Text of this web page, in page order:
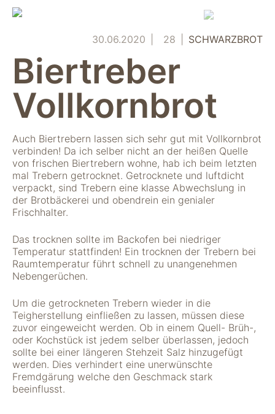
Skip
30.06.2020 28 SCHWARZBROT
Biertreber
Vollkornbrot
Auch Biertrebern lassen sich sehr gut mit Vollkornbrot
verbinden! Da ich selber nicht an der heißen Quelle
von frischen Biertrebern wohne, hab ich beim letzten
mal Trebern getrocknet. Getrocknete und luftdicht
verpackt, sind Trebern eine klasse Abwechslung in
der Brotbäckerei und obendrein ein genialer
Frischhalter.
Das trocknen sollte im Backofen bei niedriger
Temperatur stattfinden! Ein trocknen der Trebern bei
Raumtemperatur führt schnell zu unangenehmen
Nebengerüchen.
Um die getrockneten Trebern wieder in die
Teigherstellung einfließen zu lassen, müssen diese
zuvor eingeweicht werden. Ob in einem Quell- Brüh-,
oder Kochstück ist jedem selber überlassen, jedoch
sollte bei einer längeren Stehzeit Salz hinzugefügt
werden. Dies verhindert eine unerwünschte
Fremdgärung welche den Geschmack stark
beeinflusst.